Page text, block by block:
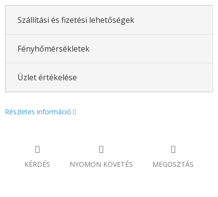
Szállítási és fizetési lehetőségek
Fényhőmérsékletek
Üzlet értékelése
Részletes információ
KÉRDÉS NYOMON KÖVETÉS MEGOSZTÁS